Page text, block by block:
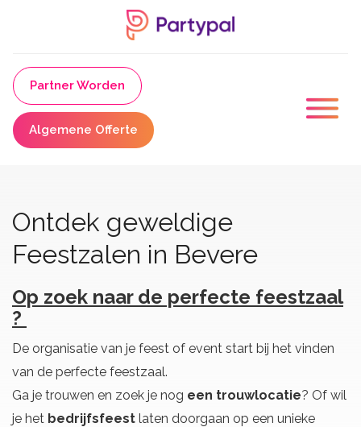
Partner Worden
Algemene Offerte
Ontdek geweldige
Feestzalen in Bevere
Op zoek naar de perfecte feestzaal
?
De organisatie van je feest of event start bij het vinden
van de perfecte feestzaal.
Ga je trouwen en zoek je nog een trouwlocatie? Of wil
je het bedrijfsfeest laten doorgaan op een unieke